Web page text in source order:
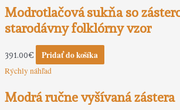
Modrotlačová sukňa so
starodávny folklórny vzor
391.00€ Pridať do košíka
Rýchly náhľad
Modrá ručne vyšívaná zástera